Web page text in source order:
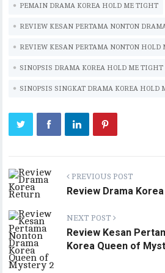
p
p
n
k
PEMAIN DRAMA KOREA HOLD ME TIGHT
REVIEW KESAN PERTAMA NONTON
REVIEW KESAN PERTAMA NONTON HOLD
SINOPSIS DRAMA KOREA HOLD ME TIGHT
SINOPSIS SINGKAT DRAMA KOREA HOLD
PREVIOUS POST
Review Drama
NEXT POST
Review Kesan
Korea Queen of